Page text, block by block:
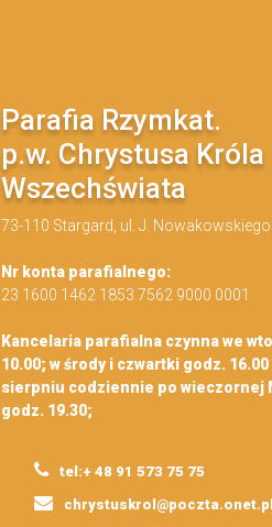
Parafia Rzymkat.
p.w. Chrystusa Króla
Wszechświata
73-110 Stargard, ul. J. Nowakowskiego
Nr konta parafialnego:
23 1600 1462 1853 7562 9000 0001
Kancelaria parafialna czynna we
10.00; w środy i czwartki godz.
sierpniu codziennie po wieczornej
godz. 19.30;
tel:+ 48 91 573 75 75
chrystuskrol@poczta.onet.pl